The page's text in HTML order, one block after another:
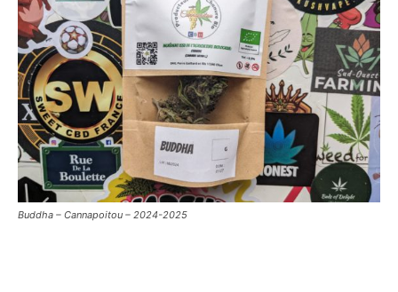
Buddha – Cannapoitou – 2024-2025